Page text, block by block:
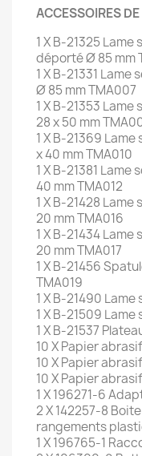
ACCESSOIRES DE
1 X B-21325
déporté Ø 85 mm
1 X B-21331
Ø 85 mm TMA007
1 X B-21353
28 x 50 mm
1 X B-21369
x 40 mm TMA010
1 X B-21381
40 mm TMA012
1 X B-21428
20 mm TMA016
1 X B-21434
20 mm TMA017
1 X B-21456
TMA019
1 X B-21490
1 X B-21509
1 X B-21537
10 X Papier
10 X Papier
10 X Papier
1 X 196271-6
2 X 142257-8
rangements
1 X 196765-1